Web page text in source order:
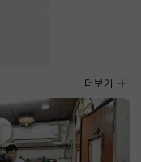
사진뉴스
더보기